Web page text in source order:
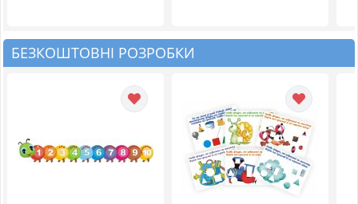
БЕЗКОШТОВНІ РОЗРОБКИ